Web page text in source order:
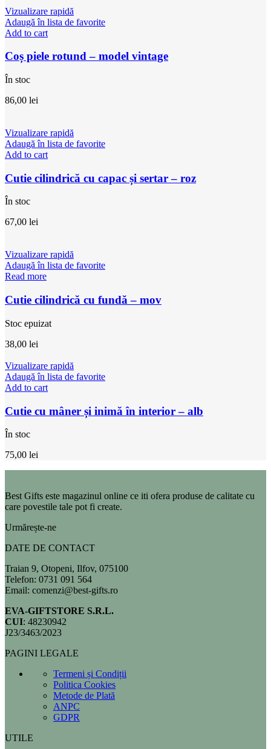
Vizualizare rapidă
Adaugă în lista de favorite
Add to cart
Coș piele rotund – model vintage
În stoc
86,00 lei
Vizualizare rapidă
Adaugă în lista de favorite
Add to cart
Cutie cilindrică cu capac și sertar – roz
În stoc
67,00 lei
Vizualizare rapidă
Adaugă în lista de favorite
Read more
Cutie cilindrică cu fundă – mov
Stoc epuizat
38,00 lei
Vizualizare rapidă
Adaugă în lista de favorite
Add to cart
Cutie cu mâner și inimă în interior – alb
În stoc
75,00 lei
Best Gifts este magazinul online ce iti ofera produse de calitate cu
care povestile tale pot fi create.
Urmărește-ne
DATE DE CONTACT
Traian 9, Otopeni, Ilfov, 075100
Telefon: 0731 091 564
Email: comenzi@best-gifts.ro
EVA-GIFTSTORE S.R.L.
CUI: 48230942
J23/3463/2023
PAGINI LEGALE
Termeni și Condiții
Politica Cookies
Metode de Plată
ANPC
GDPR
UTILE